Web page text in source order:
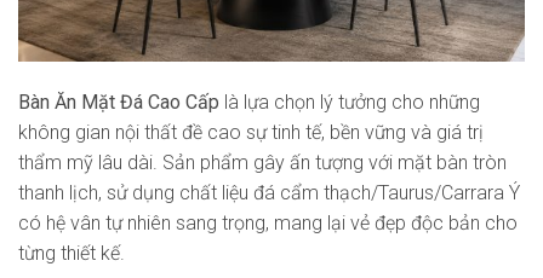
Bàn Ăn Mặt Đá Cao Cấp là lựa chọn lý tưởng cho những
không gian nội thất đề cao sự tinh tế, bền vững và giá trị
thẩm mỹ lâu dài. Sản phẩm gây ấn tượng với mặt bàn tròn
thanh lịch, sử dụng chất liệu đá cẩm thạch/Taurus/Carrara Ý
có hệ vân tự nhiên sang trọng, mang lại vẻ đẹp độc bản cho
từng thiết kế.